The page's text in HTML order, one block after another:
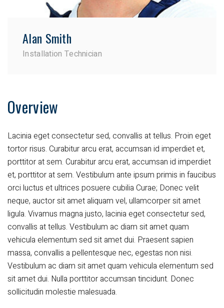
Alan Smith
Installation Technician
Overview
Lacinia eget consectetur sed, convallis at tellus. Proin eget
tortor risus. Curabitur arcu erat, accumsan id imperdiet et,
porttitor at sem. Curabitur arcu erat, accumsan id imperdiet
et, porttitor at sem. Vestibulum ante ipsum primis in faucibus
orci luctus et ultrices posuere cubilia Curae; Donec velit
neque, auctor sit amet aliquam vel, ullamcorper sit amet
ligula. Vivamus magna justo, lacinia eget consectetur sed,
convallis at tellus. Vestibulum ac diam sit amet quam
vehicula elementum sed sit amet dui. Praesent sapien
massa, convallis a pellentesque nec, egestas non nisi.
Vestibulum ac diam sit amet quam vehicula elementum sed
sit amet dui. Nulla porttitor accumsan tincidunt. Donec
sollicitudin molestie malesuada.